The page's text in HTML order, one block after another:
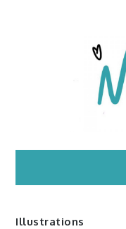
Illustrations